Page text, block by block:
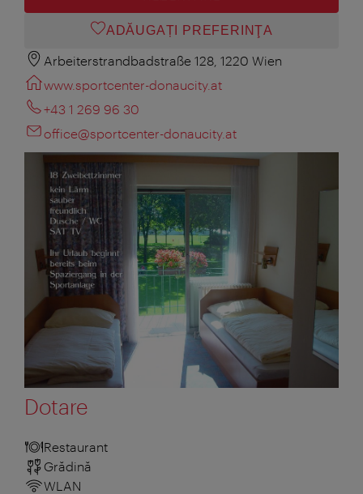
ADĂUGAȚI PREFERINŢA
Arbeiterstrandbadstraße 128, 1220 Wien
www.sportcenter-donaucity.at
+43 1 269 96 30
office@sportcenter-donaucity.at
Dotare
Restaurant
Grădină
WLAN